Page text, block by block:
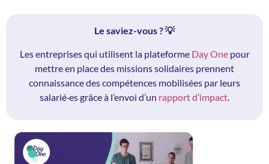
Le saviez-vous ? 💡
Les entreprises qui utilisent la plateforme Day Onepour
mettre en place des missions solidaires prennent
connaissance des compétences mobilisées par leurs
salarié·es grâce à l’envoi d’un rapport d’impact